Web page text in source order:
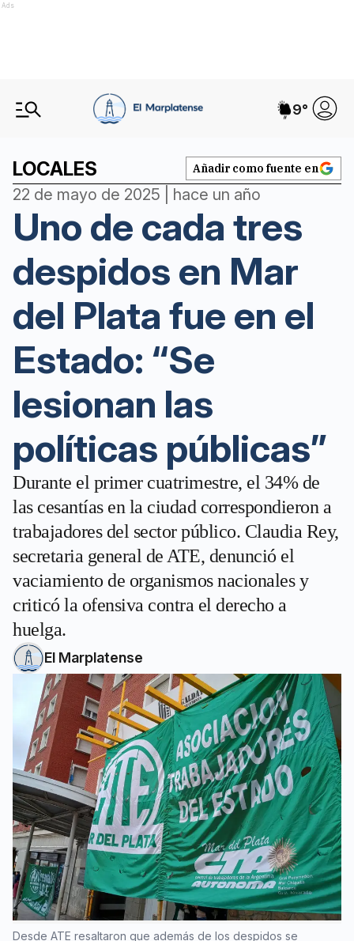
Ads
9°
LOCALES Añadir como fuente en
22 de mayo de 2025 | hace un año
Uno de cada tres
despidos en Mar
del Plata fue en el
Estado: “Se
lesionan las
políticas públicas”
Durante el primer cuatrimestre, el 34% de
las cesantías en la ciudad correspondieron a
trabajadores del sector público. Claudia Rey,
secretaria general de ATE, denunció el
vaciamiento de organismos nacionales y
criticó la ofensiva contra el derecho a
huelga.
El Marplatense
Desde ATE resaltaron que además de los despidos se